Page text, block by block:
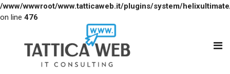
/www/wwwroot/www.tatticaweb.it/plugins/system/
on line 476